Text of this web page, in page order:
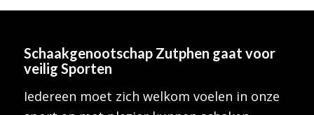
Schaakgenootschap Zutphen gaat voor
veilig Sporten
Iedereen moet zich welkom voelen in onze